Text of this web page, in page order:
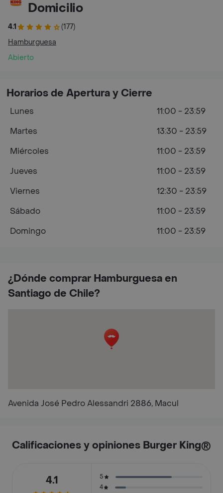
Domicilio
4.1
(177)
Hamburguesa
Abierto
¿Dónde comprar Hamburguesa en
Santiago de Chile?
Avenida José Pedro Alessandri 2886, Macul
Horarios de Apertura y Cierre
Lunes
11:00 - 23:59
Martes
13:30 - 23:59
Miércoles
11:00 - 23:59
Jueves
11:00 - 23:59
Viernes
12:30 - 23:59
Sábado
11:00 - 23:59
Domingo
11:00 - 23:59
Calificaciones y opiniones Burger King®
4.1
5
4